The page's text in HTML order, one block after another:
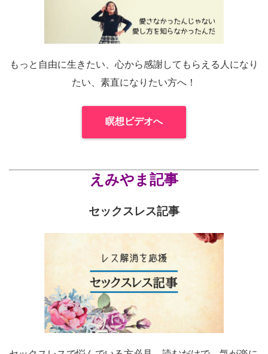
もっと自由に生きたい、心から感謝してもらえる人になり
たい、素直になりたい方へ！
瞑想ビデオへ
えみやま記事
セックスレス記事